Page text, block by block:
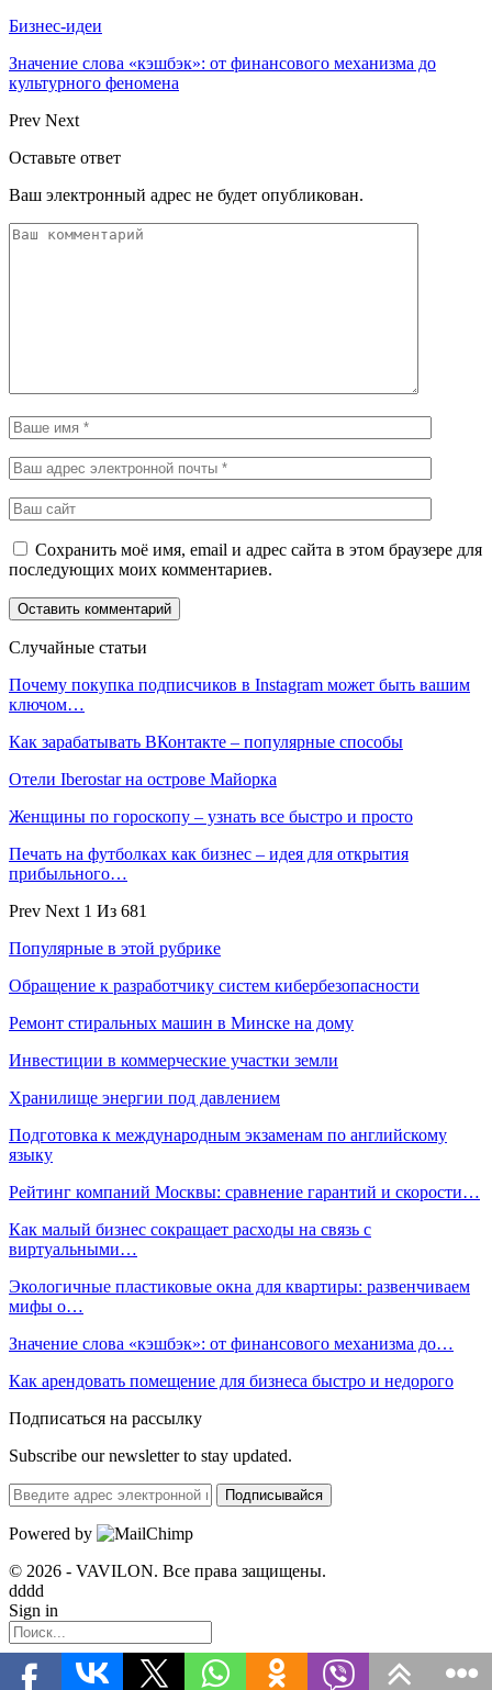
Бизнес-идеи
Значение слова «кэшбэк»: от финансового механизма до
культурного феномена
Prev Next
Оставьте ответ
Ваш электронный адрес не будет опубликован.
Сохранить моё имя, email и адрес сайта в этом браузере для
последующих моих комментариев.
Случайные статьи
Почему покупка подписчиков в Instagram может быть вашим
ключом…
Как зарабатывать ВКонтакте – популярные способы
Отели Iberostar на острове Майорка
Женщины по гороскопу – узнать все быстро и просто
Печать на футболках как бизнес – идея для открытия
прибыльного…
Prev Next 1 Из 681
Популярные в этой рубрике
Обращение к разработчику систем кибербезопасности
Ремонт стиральных машин в Минске на дому
Инвестиции в коммерческие участки земли
Хранилище энергии под давлением
Подготовка к международным экзаменам по английскому
языку
Рейтинг компаний Москвы: сравнение гарантий и скорости…
Как малый бизнес сокращает расходы на связь с
виртуальными…
Экологичные пластиковые окна для квартиры: развенчиваем
мифы о…
Значение слова «кэшбэк»: от финансового механизма до…
Как арендовать помещение для бизнеса быстро и недорого
Подписаться на рассылку
Subscribe our newsletter to stay updated.
Подписывайся
Powered by
© 2026 - VAVILON. Все права защищены.
dddd
Sign in